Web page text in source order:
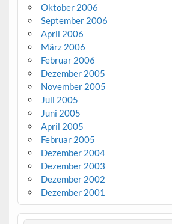
Oktober 2006
September 2006
April 2006
März 2006
Februar 2006
Dezember 2005
November 2005
Juli 2005
Juni 2005
April 2005
Februar 2005
Dezember 2004
Dezember 2003
Dezember 2002
Dezember 2001